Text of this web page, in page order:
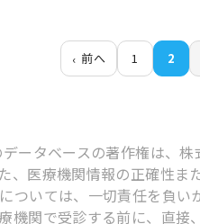
前へ 1 2
ータベースの著作権は、
、医療機関情報の正確性
ついては、一切責任を負
機関で受診する前に、直接